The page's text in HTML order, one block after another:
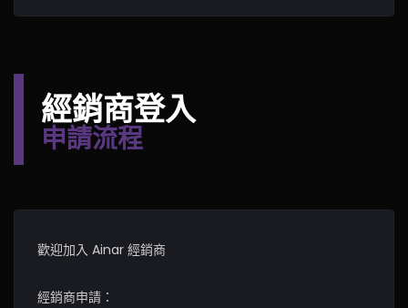
經銷商登入
申請流程
歡迎加入 Ainar 經銷商
經銷商申請：